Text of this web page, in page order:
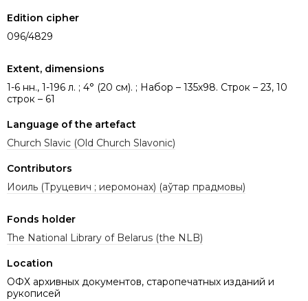
Edition cipher
096/4829
Extent, dimensions
1-6 нн., 1-196 л. ; 4° (20 см). ; Набор – 135х98. Строк – 23, 10
строк – 61
Language of the artefact
Church Slavic (Old Church Slavonic)
Contributors
Иоиль (Труцевич ; иеромонах) (аўтар прадмовы)
Fonds holder
The National Library of Belarus (the NLB)
Location
ОФХ архивных документов, старопечатных изданий и
рукописей